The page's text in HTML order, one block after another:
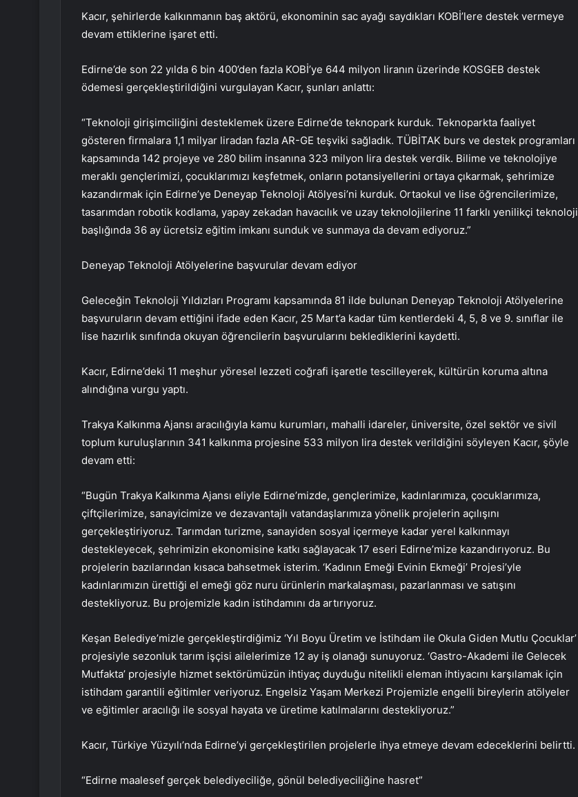
Kacır, şehirlerde kalkınmanın baş aktörü, ekonominin sac ayağı saydıkları KOBİ’lere destek vermeye
devam ettiklerine işaret etti.
Edirne’de son 22 yılda 6 bin 400’den fazla KOBİ’ye 644 milyon liranın üzerinde KOSGEB destek
ödemesi gerçekleştirildiğini vurgulayan Kacır, şunları anlattı:
“Teknoloji girişimciliğini desteklemek üzere Edirne’de teknopark kurduk. Teknoparkta faaliyet
gösteren firmalara 1,1 milyar liradan fazla AR-GE teşviki sağladık. TÜBİTAK burs ve destek programları
kapsamında 142 projeye ve 280 bilim insanına 323 milyon lira destek verdik. Bilime ve teknolojiye
meraklı gençlerimizi, çocuklarımızı keşfetmek, onların potansiyellerini ortaya çıkarmak, şehrimize
kazandırmak için Edirne’ye Deneyap Teknoloji Atölyesi’ni kurduk. Ortaokul ve lise öğrencilerimize,
tasarımdan robotik kodlama, yapay zekadan havacılık ve uzay teknolojilerine 11 farklı yenilikçi teknoloji
başlığında 36 ay ücretsiz eğitim imkanı sunduk ve sunmaya da devam ediyoruz.”
Deneyap Teknoloji Atölyelerine başvurular devam ediyor
Geleceğin Teknoloji Yıldızları Programı kapsamında 81 ilde bulunan Deneyap Teknoloji Atölyelerine
başvuruların devam ettiğini ifade eden Kacır, 25 Mart’a kadar tüm kentlerdeki 4, 5, 8 ve 9. sınıflar ile
lise hazırlık sınıfında okuyan öğrencilerin başvurularını beklediklerini kaydetti.
Kacır, Edirne’deki 11 meşhur yöresel lezzeti coğrafi işaretle tescilleyerek, kültürün koruma altına
alındığına vurgu yaptı.
Trakya Kalkınma Ajansı aracılığıyla kamu kurumları, mahalli idareler, üniversite, özel sektör ve sivil
toplum kuruluşlarının 341 kalkınma projesine 533 milyon lira destek verildiğini söyleyen Kacır, şöyle
devam etti:
“Bugün Trakya Kalkınma Ajansı eliyle Edirne’mizde, gençlerimize, kadınlarımıza, çocuklarımıza,
çiftçilerimize, sanayicimize ve dezavantajlı vatandaşlarımıza yönelik projelerin açılışını
gerçekleştiriyoruz. Tarımdan turizme, sanayiden sosyal içermeye kadar yerel kalkınmayı
destekleyecek, şehrimizin ekonomisine katkı sağlayacak 17 eseri Edirne’mize kazandırıyoruz. Bu
projelerin bazılarından kısaca bahsetmek isterim. ‘Kadının Emeği Evinin Ekmeği’ Projesi’yle
kadınlarımızın ürettiği el emeği göz nuru ürünlerin markalaşması, pazarlanması ve satışını
destekliyoruz. Bu projemizle kadın istihdamını da artırıyoruz.
Keşan Belediye’mizle gerçekleştirdiğimiz ‘Yıl Boyu Üretim ve İstihdam ile Okula Giden Mutlu Çocuklar’
projesiyle sezonluk tarım işçisi ailelerimize 12 ay iş olanağı sunuyoruz. ‘Gastro-Akademi ile Gelecek
Mutfakta’ projesiyle hizmet sektörümüzün ihtiyaç duyduğu nitelikli eleman ihtiyacını karşılamak için
istihdam garantili eğitimler veriyoruz. Engelsiz Yaşam Merkezi Projemizle engelli bireylerin atölyeler
ve eğitimler aracılığı ile sosyal hayata ve üretime katılmalarını destekliyoruz.”
Kacır, Türkiye Yüzyılı’nda Edirne’yi gerçekleştirilen projelerle ihya etmeye devam edeceklerini belirtti.
“Edirne maalesef gerçek belediyeciliğe, gönül belediyeciliğine hasret”